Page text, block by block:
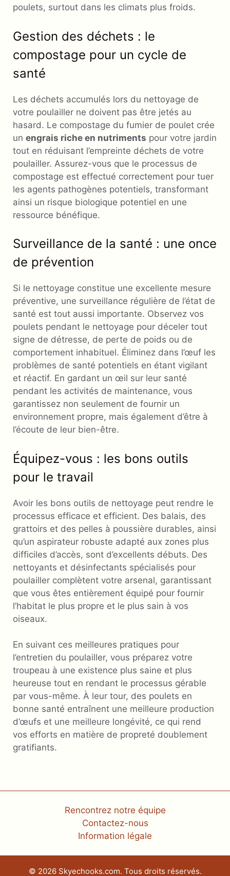
poulets, surtout dans les climats plus froids.
Gestion des déchets : le
compostage pour un cycle de
santé
Les déchets accumulés lors du nettoyage de
votre poulailler ne doivent pas être jetés au
hasard. Le compostage du fumier de poulet crée
un engrais riche en nutriments pour votre jardin
tout en réduisant l’empreinte déchets de votre
poulailler. Assurez-vous que le processus de
compostage est effectué correctement pour tuer
les agents pathogènes potentiels, transformant
ainsi un risque biologique potentiel en une
ressource bénéfique.
Surveillance de la santé : une once
de prévention
Si le nettoyage constitue une excellente mesure
préventive, une surveillance régulière de l’état de
santé est tout aussi importante. Observez vos
poulets pendant le nettoyage pour déceler tout
signe de détresse, de perte de poids ou de
comportement inhabituel. Éliminez dans l’œuf les
problèmes de santé potentiels en étant vigilant
et réactif. En gardant un œil sur leur santé
pendant les activités de maintenance, vous
garantissez non seulement de fournir un
environnement propre, mais également d’être à
l’écoute de leur bien-être.
Équipez-vous : les bons outils
pour le travail
Avoir les bons outils de nettoyage peut rendre le
processus efficace et efficient. Des balais, des
grattoirs et des pelles à poussière durables, ainsi
qu’un aspirateur robuste adapté aux zones plus
difficiles d’accès, sont d’excellents débuts. Des
nettoyants et désinfectants spécialisés pour
poulailler complètent votre arsenal, garantissant
que vous êtes entièrement équipé pour fournir
l’habitat le plus propre et le plus sain à vos
oiseaux.
En suivant ces meilleures pratiques pour
l’entretien du poulailler, vous préparez votre
troupeau à une existence plus saine et plus
heureuse tout en rendant le processus gérable
par vous-même. À leur tour, des poulets en
bonne santé entraînent une meilleure production
d’œufs et une meilleure longévité, ce qui rend
vos efforts en matière de propreté doublement
gratifiants.
Rencontrez notre équipe
Contactez-nous
Information légale
© 2026 Skyechooks.com. Tous droits réservés.